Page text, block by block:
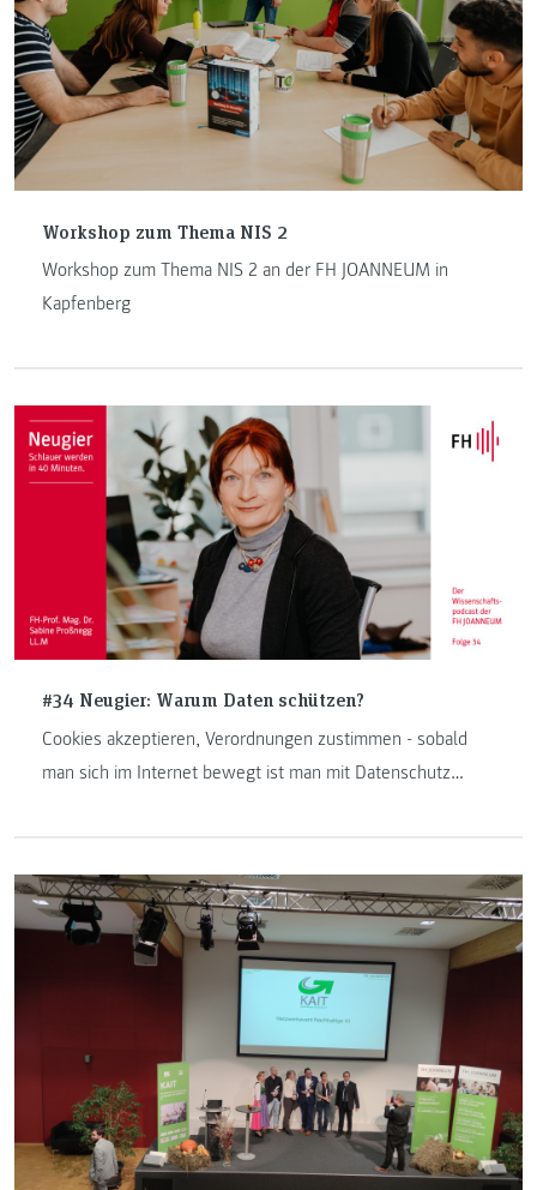
Workshop zum Thema NIS 2
Workshop zum Thema NIS 2 an der FH JOANNEUM in
Kapfenberg
#34 Neugier: Warum Daten schützen?
Cookies akzeptieren, Verordnungen zustimmen - sobald
man sich im Internet bewegt ist man mit Datenschutz
schätzenswert sind.